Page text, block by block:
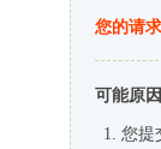
您的请
可能原
您提